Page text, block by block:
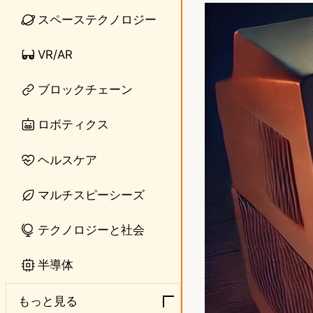
スペーステクノロジー
VR/AR
ブロックチェーン
ロボティクス
ヘルスケア
マルチスピーシーズ
テクノロジーと社会
半導体
もっと見る
e
o
d
o